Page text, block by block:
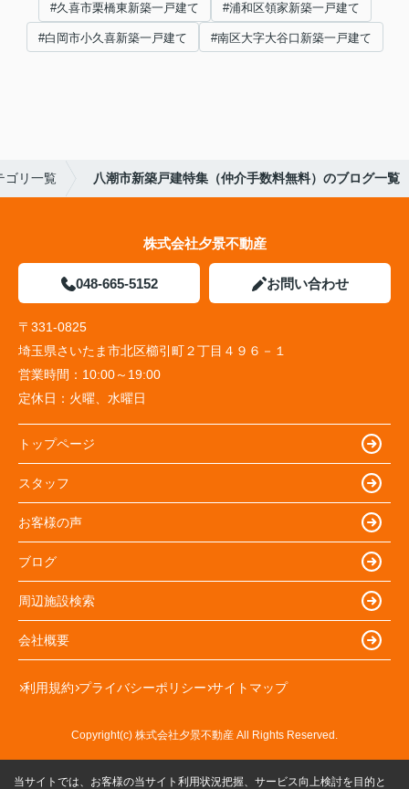
#久喜市栗橋東新築一戸建て #浦和区領家新築一戸建て
#白岡市小久喜新築一戸建て #南区大字大谷口新築一戸建て
ゴリ一覧 八潮市新築戸建特集（仲介手数料無料）のブログ一覧
株式会社夕景不動産
048-665-5152 お問い合わせ
〒331-0825
埼玉県さいたま市北区櫛引町２丁目４９６－１
営業時間： 10:00～19:00
定休日： 火曜、水曜日
トップページ
スタッフ
お客様の声
ブログ
周辺施設検索
会社概要
利用規約 プライバシーポリシー サイトマップ
Copyright(c) 株式会社夕景不動産 All Rights Reserved.
当サイトでは、お客様の当サイト利用状況把握、サービス向上検討を目的と